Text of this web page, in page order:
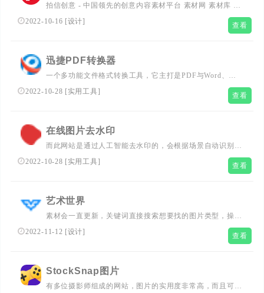
拍信创意 - 中国领先的创意内容素材平台 素材网 素材库 高
清图片视频源文件下载
2022-10-16 [设计] 查看
迅捷PDF转换器
一个多功能文件格式转换工具，它主打是PDF与Word、
Excel、PPT、图片等格式之间的相互转换，并且转换速度快
2022-10-28 [实用工具] 查看
在线图片去水印
而此网站是通过人工智能去水印的，会根据场景自动识别并
填充，最大程度上降低了对画质的影响，接下来咱们就实测
2022-10-28 [实用工具] 查看
艺术世界
素材会一直更新，关键词直接搜索想要找的图片类型，操作
简单易懂，素材涉及的种类也很多。
2022-11-12 [设计] 查看
StockSnap图片
有多位摄影师组成的网站，图片的实用度非常高，而且可以